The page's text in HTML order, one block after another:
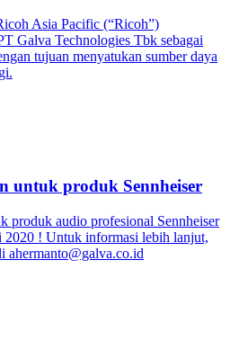
Asia Pacific (“Ricoh”)
Galva Technologies Tbk sebagai
tujuan menyatukan sumber daya
untuk produk Sennheiser
produk audio profesional Sennheiser
2020 ! Untuk informasi lebih lanjut,
ahermanto@galva.co.id